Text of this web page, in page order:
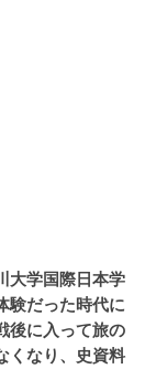
大学国際日本学
験だった時代に
後に入って旅の
くなり、史資料